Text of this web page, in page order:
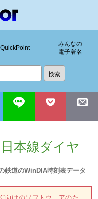
QuickPoint
みんなの
電子署名
本線ダイヤ
鉄道のWinDIA時刻表データ
向けのソフトウェアのた